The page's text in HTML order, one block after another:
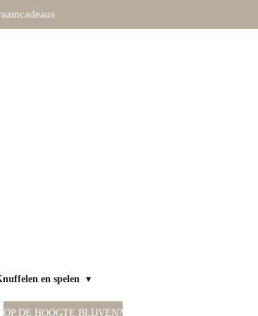
en spelen
OP DE HOOGTE BLIJVEN?